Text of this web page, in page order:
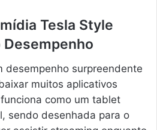
Tesla Style
Desempenho
desempenho surpreendente
muitos aplicativos
como um tablet
sendo desenhada para o